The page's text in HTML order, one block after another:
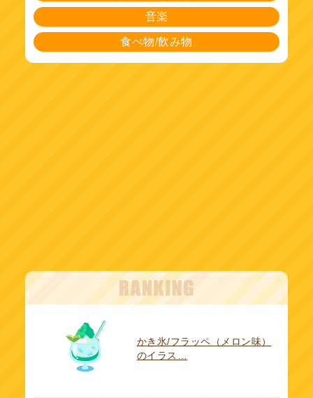
音楽
食べ物/飲み物
かき氷/フラッペ（メロン味）
のイラス…